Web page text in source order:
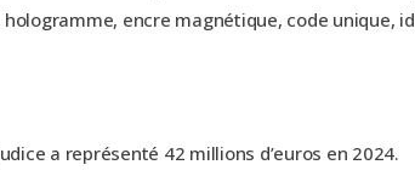
encre magnétique, code unique,
a représenté 42 millions d’euros en 2024.